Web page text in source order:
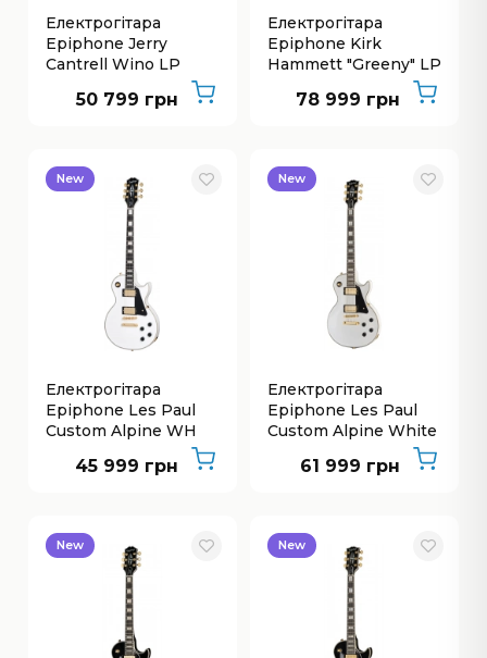
Електрогітара
Epiphone Jerry
Cantrell Wino LP
50 799 грн
Електрогітара
Epiphone Kirk
Hammett "Greeny" LP
78 999 грн
New
Електрогітара
Epiphone Les Paul
Custom Alpine WH
45 999 грн
New
Електрогітара
Epiphone Les Paul
Custom Alpine White
61 999 грн
New New